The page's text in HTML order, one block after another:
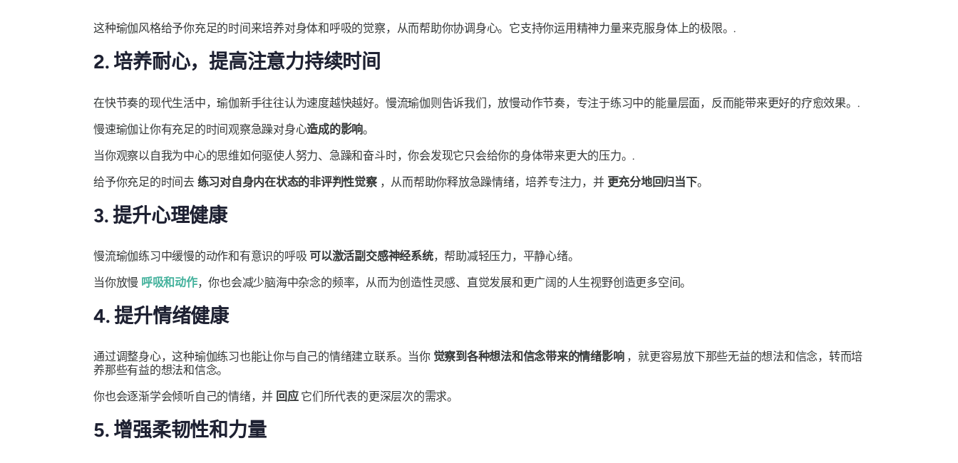
这种瑜伽风格给予你充足的时间来培养对身体和呼吸的觉察，从而帮助你协调身心。它支持你运用精神力量来克服身体上的极限。.
2. 培养耐心，提高注意力持续时间
在快节奏的现代生活中，瑜伽新手往往认为速度越快越好。慢流瑜伽则告诉我们，放慢动作节奏，专注于练习中的能量层面，反而能带来更好的疗愈效果。.
慢速瑜伽让你有充足的时间观察急躁对身心造成的影响。
当你观察以自我为中心的思维如何驱使人努力、急躁和奋斗时，你会发现它只会给你的身体带来更大的压力。.
给予你充足的时间去 练习对自身内在状态的非评判性觉察，从而帮助你释放急躁情绪，培养专注力，并 更充分地回归当下。
3. 提升心理健康
慢流瑜伽练习中缓慢的动作和有意识的呼吸 可以激活副交感神经系统，帮助减轻压力，平静心绪。
当你放慢 呼吸和动作，你也会减少脑海中杂念的频率，从而为创造性灵感、直觉发展和更广阔的人生视野创造更多空间。
4. 提升情绪健康
通过调整身心，这种瑜伽练习也能让你与自己的情绪建立联系。当你觉察到各种想法和信念带来的情绪影响，就更容易放下那些无益的想法和信念，转而培
养那些有益的想法和信念。
你也会逐渐学会倾听自己的情绪，并 回应它们所代表的更深层次的需求。
5. 增强柔韧性和力量